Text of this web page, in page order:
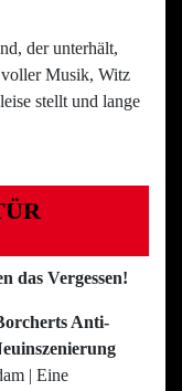
der unterhält,
voller Musik, Witz
stellt und lange
das Vergessen!
Anti-
| Eine